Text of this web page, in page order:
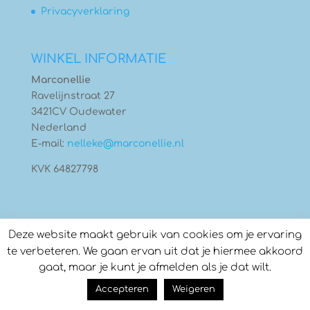
Privacyverklaring
WINKEL INFORMATIE
Marconellie
Ravelijnstraat 27
3421CV Oudewater
Nederland
E-mail: nelleke@marconellie.nl
KVK 64827798
© Copyright 2026Marconellie- Gebouwd door:
Compass Creations
Deze website maakt gebruik van cookies om je ervaring
te verbeteren. We gaan ervan uit dat je hiermee akkoord
gaat, maar je kunt je afmelden als je dat wilt.
Accepteren Weigeren